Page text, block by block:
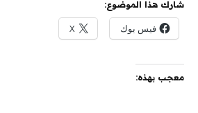
شارك هذا الموضوع:
فيس بوك X
معجب بهذه: